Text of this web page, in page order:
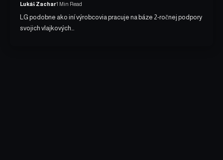
Lukáš Zachar1 Min Read
LG podobne ako iní výrobcovia pracuje na báze 2-ročnej podpory
svojich vlajkových…